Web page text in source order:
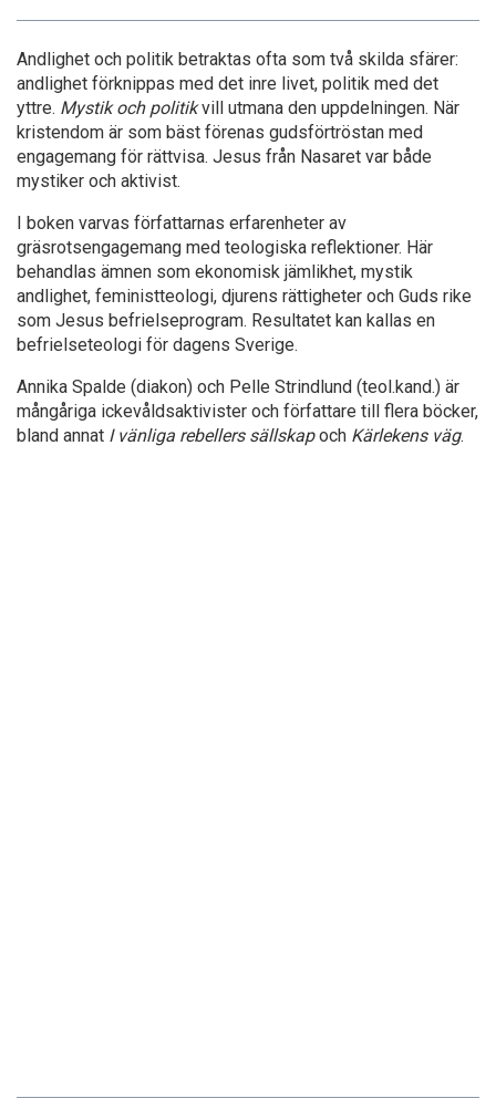
Andlighet och politik betraktas ofta som två skilda sfärer:
andlighet förknippas med det inre livet, politik med det
yttre. Mystik och politikvill utmana den uppdelningen. När
kristendom är som bäst förenas gudsförtröstan med
engagemang för rättvisa. Jesus från Nasaret var både
mystiker och aktivist.
I boken varvas författarnas erfarenheter av
gräsrotsengagemang med teologiska reflektioner. Här
behandlas ämnen som ekonomisk jämlikhet, mystik
andlighet, feministteologi, djurens rättigheter och Guds rike
som Jesus befrielseprogram. Resultatet kan kallas en
befrielseteologi för dagens Sverige.
Annika Spalde (diakon) och Pelle Strindlund (teol.kand.) är
mångåriga ickevåldsaktivister och författare till flera böcker,
bland annat I vänliga rebellers sällskapoch Kärlekens väg.